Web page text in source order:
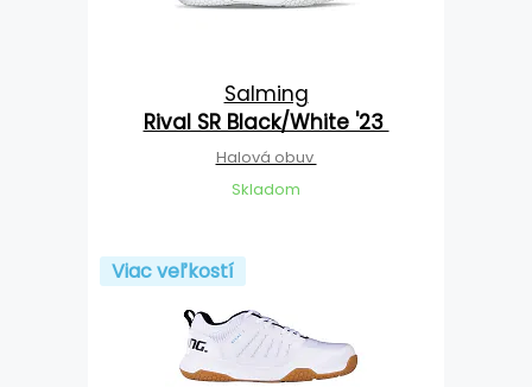
Salming
Rival SR Black/White '23
Halová obuv
Skladom
Viac veľkostí